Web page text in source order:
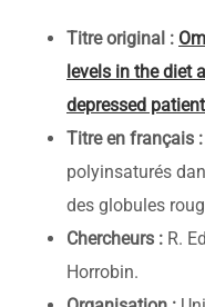
Titre original :
levels in the diet
depressed
Titre en français :
polyinsaturés
des globules
Chercheurs : R.
Horrobin.